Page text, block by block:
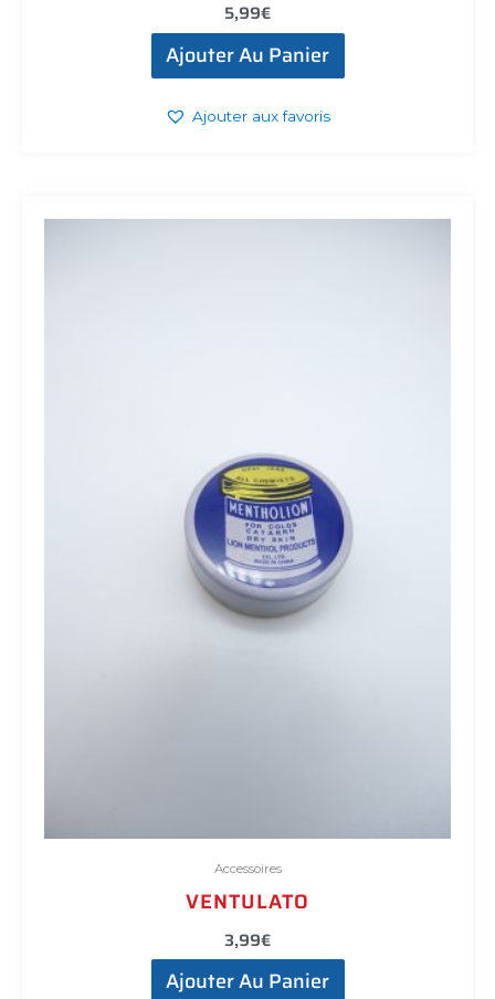
5,99€
Ajouter Au Panier
Ajouter aux favoris
Accessoires
VENTULATO
3,99€
Ajouter Au Panier